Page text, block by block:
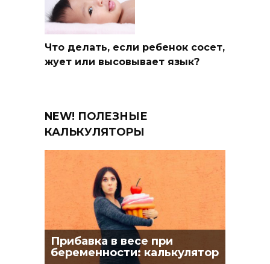
Что делать, если ребенок сосет,
жует или высовывает язык?
NEW! ПОЛЕЗНЫЕ
КАЛЬКУЛЯТОРЫ
Прибавка в весе при
беременности: калькулятор